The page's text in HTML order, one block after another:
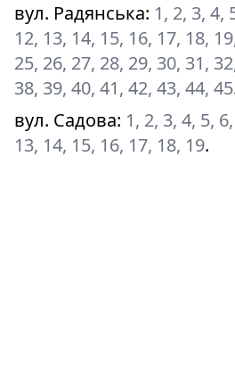
вул. Радянська: 1, 2, 3, 4,
12, 13, 14, 15, 16, 17, 18,
25, 26, 27, 28, 29, 30, 31,
38, 39, 40, 41, 42, 43, 44, 45
вул. Садова: 1, 2, 3, 4, 5,
13, 14, 15, 16, 17, 18, 19.